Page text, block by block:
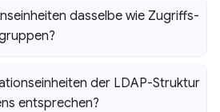
dasselbe wie Zugriffs-
der LDAP-Struktur
entsprechen?